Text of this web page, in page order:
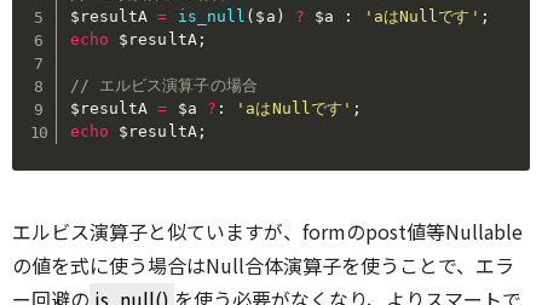
$resultA = is_null ( $a ) ? $a : 'aはNullです' ;
echo
$resultA;
// エルビス演算子の場合
$resultA = $a ? : 'aはNullです' ;
echo
$resultA;
エルビス演算子と似ていますが、formのpost値等Nullable
の値を式に使う場合はNull合体演算子を使うことで、エラ
ー回避の is_null() を使う必要がなくなり、よりスマートで